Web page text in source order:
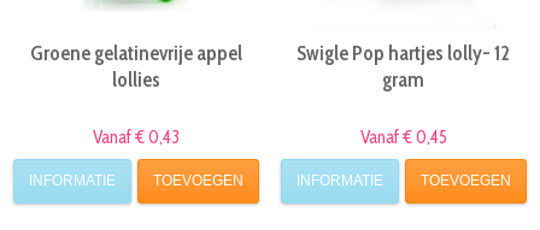
Groene gelatinevrije appel
lollies
Vanaf € 0,43
INFORMATIE TOEVOEGEN
Swigle Pop hartjes lolly- 12
gram
Vanaf € 0,45
INFORMATIE TOEVOEGEN